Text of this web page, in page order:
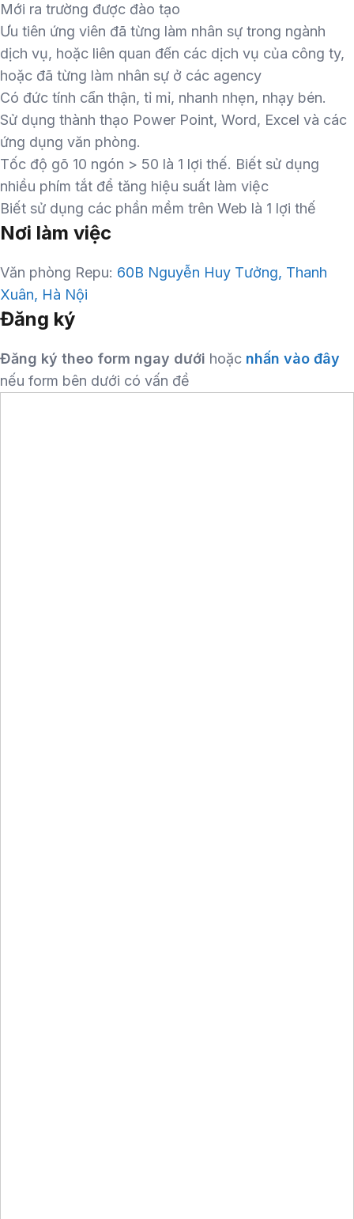
Mới ra trường được đào tạo
Ưu tiên ứng viên đã từng làm nhân sự trong ngành
dịch vụ, hoặc liên quan đến các dịch vụ của công ty,
hoặc đã từng làm nhân sự ở các agency
Có đức tính cẩn thận, tỉ mỉ, nhanh nhẹn, nhạy bén.
Sử dụng thành thạo Power Point, Word, Excel và các
ứng dụng văn phòng.
Tốc độ gõ 10 ngón > 50 là 1 lợi thế. Biết sử dụng
nhiều phím tắt để tăng hiệu suất làm việc
Biết sử dụng các phần mềm trên Web là 1 lợi thế
Nơi làm việc
Văn phòng Repu: 60B Nguyễn Huy Tưởng, Thanh
Xuân, Hà Nội
Đăng ký
Đăng ký theo form ngay dưới hoặc nhấn vào đây
nếu form bên dưới có vấn đề